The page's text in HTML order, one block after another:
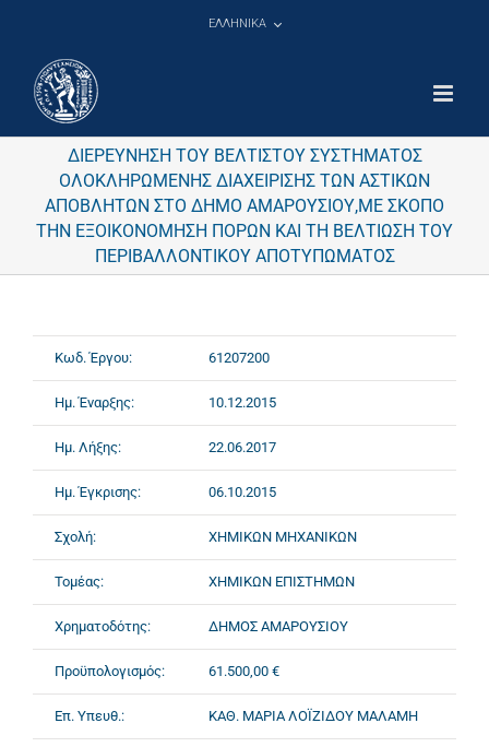
ΕΛΛΗΝΙΚΑ
ΔΙΕΡΕΥΝΗΣΗ ΤΟΥ ΒΕΛΤΙΣΤΟΥ ΣΥΣΤΗΜΑΤΟΣ
ΟΛΟΚΛΗΡΩΜΕΝΗΣ ΔΙΑΧΕΙΡΙΣΗΣ ΤΩΝ ΑΣΤΙΚΩΝ
ΑΠΟΒΛΗΤΩΝ ΣΤΟ ΔΗΜΟ ΑΜΑΡΟΥΣΙΟΥ,ΜΕ ΣΚΟΠΟ
ΤΗΝ ΕΞΟΙΚΟΝΟΜΗΣΗ ΠΟΡΩΝ ΚΑΙ ΤΗ ΒΕΛΤΙΩΣΗ ΤΟΥ
ΠΕΡΙΒΑΛΛΟΝΤΙΚΟΥ ΑΠΟΤΥΠΩΜΑΤΟΣ
Κωδ. Έργου: 61207200
Ημ. Έναρξης: 10.12.2015
Ημ. Λήξης: 22.06.2017
Ημ. Έγκρισης: 06.10.2015
Σχολή: ΧΗΜΙΚΩΝ ΜΗΧΑΝΙΚΩΝ
Τομέας: ΧΗΜΙΚΩΝ ΕΠΙΣΤΗΜΩΝ
Χρηματοδότης: ΔΗΜΟΣ ΑΜΑΡΟΥΣΙΟΥ
Προϋπολογισμός: 61.500,00 €
Επ. Υπευθ.: ΚΑΘ. ΜΑΡΙΑ ΛΟΪΖΙΔΟΥ ΜΑΛΑΜΗ